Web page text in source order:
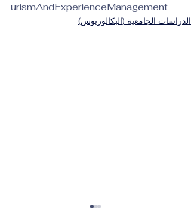
urismAndExperienceManagement
الدراسات الجامعية (البكالوريوس)